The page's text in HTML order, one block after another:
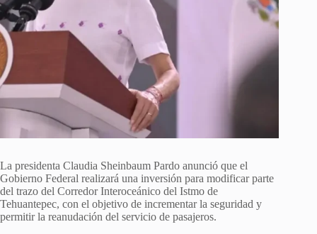
La presidenta Claudia Sheinbaum Pardo anunció que el
Gobierno Federal realizará una inversión para modificar parte
del trazo del Corredor Interoceánico del Istmo de
Tehuantepec, con el objetivo de incrementar la seguridad y
permitir la reanudación del servicio de pasajeros.